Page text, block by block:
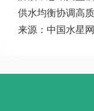
供水均衡协调高质
来源：中国水星网